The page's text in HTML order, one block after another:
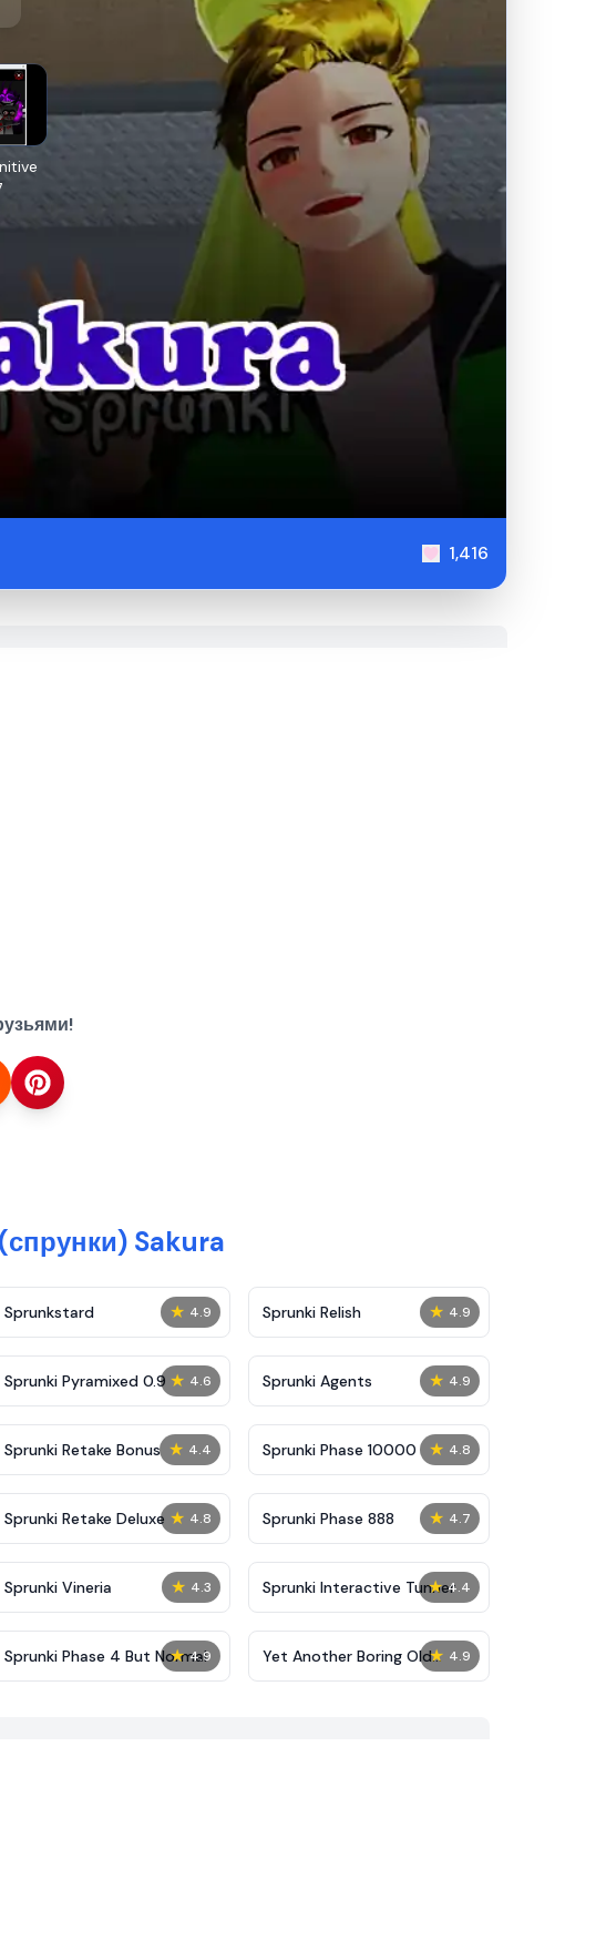
1,416
Sakura
★ 4.9
Sprunkstard ★ 4.9
Sprunki Relish
★ 4.6
Sprunki Pyramixed 0.9 ★ 4.9
Sprunki Agents
★ 4.4
Sprunki Retake Bonus ★ 4.8
Sprunki Phase 10000
★ 4.8
Sprunki Retake Deluxe ★ 4.7
Sprunki Phase 888
★ 4.3
Sprunki Vineria ★ 4.4
Sprunki Interactive Tunner
★ 4.9
Sprunki Phase 4 But Normal ★ 4.9
Yet Another Boring Old
Sprunki Mod